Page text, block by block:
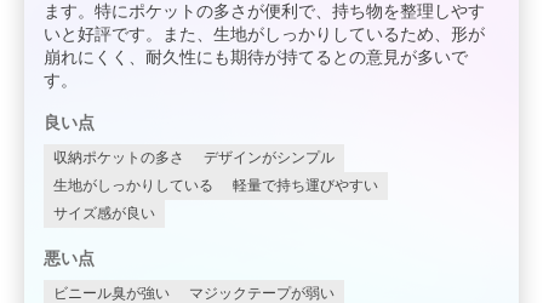
ます。特にポケットの多さが便利で、持ち物を整理しやす
いと好評です。また、生地がしっかりしているため、形が
崩れにくく、耐久性にも期待が持てるとの意見が多いで
す。
良い点
収納ポケットの多さ
デザインがシンプル
生地がしっかりしている
軽量で持ち運びやすい
サイズ感が良い
悪い点
ビニール臭が強い
マジックテープが弱い